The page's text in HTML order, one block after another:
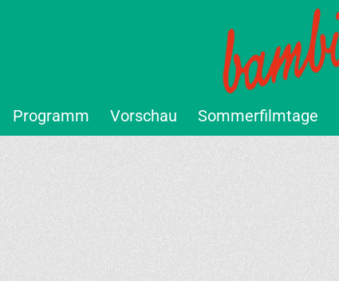
Programm Vorschau Sommerfilmtage